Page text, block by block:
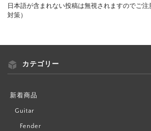
日本語が含まれない投稿は無視されますのでご
対策）
カテゴリー
新着商品
Guitar
Fender